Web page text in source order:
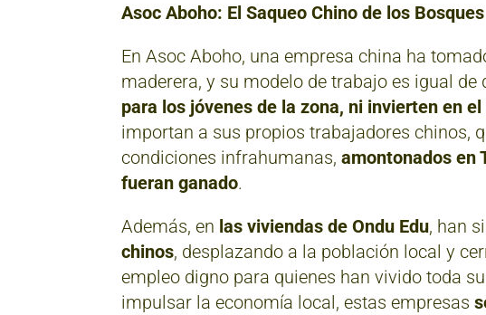
Asoc Aboho: El Saqueo Chino de los Bosques
En Asoc Aboho, una empresa china ha
maderera, y su modelo de trabajo es igual de
para los jóvenes de la zona, ni invierten en
importan a sus propios trabajadores chinos,
condiciones infrahumanas,amontonados en
fueran ganado.
Además, en las viviendas de Ondu Edu, han
chinos, desplazando a la población local y
empleo digno para quienes han vivido toda
impulsar la economía local, estas empresas